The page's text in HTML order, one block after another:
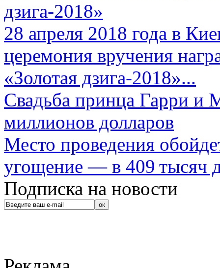
дзига-2018»
28 апреля 2018 года в
церемония вручения
«Золотая дзига-2018»...
Свадьба принца Гарри и
миллионов долларов
Место проведения
угощение — в 409 тысяч
Подписка на новости